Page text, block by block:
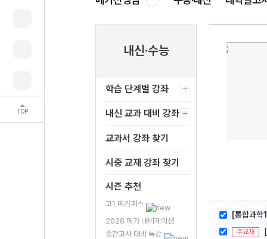
TOP
내신·수능
학습 단계별 강좌
내신 교과 대비 강좌
교과서 강좌 찾기
시중 교재 강좌 찾기
시즌 추천
고1 메가패스
2028 메가 내비게이션
중간고사 대비 특강
[통합과학
주교재